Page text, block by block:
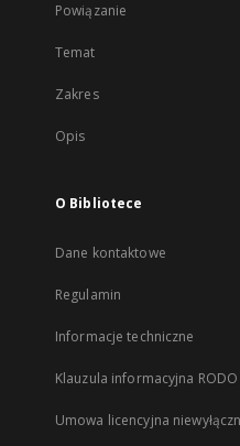
Powiązanie
Temat
Zakres
Opis
O Bibliotece
Dane kontaktowe
Regulamin
Informacje techniczne
Klauzula informacyjna RODO
Umowa licencyjna